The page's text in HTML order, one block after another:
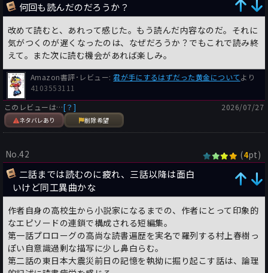
何回も読んだのだろうか？
改めて読むと、あれって感じた。もう読んだ内容なのだ。それに
気がつくのが遅くなったのは、なぜだろうか？でもこれで読み終
えて。また次に読む機会があれば楽しみ。
Amazon書評･レビュー:君が手にするはずだった黄金についてより
4103553111
このレビューは…[？]
ネタバレあり 削除希望
2026/07/27
No.42 (4pt)
二話までは読むのに疲れ、三話以降は面白
いけど同工異曲かな
作者自身の高校生から小説家になるまでの、作者にとって印象的
なエピソードの連鎖で構成される短編集。
第一話プロローグの高尚な読書遍歴を実名で羅列する村上春樹っ
ぽい自意識過剰な描写に少し鼻白らむ。
第二話の東日本大震災前日の記憶を執拗に掘り起こす話は、論理